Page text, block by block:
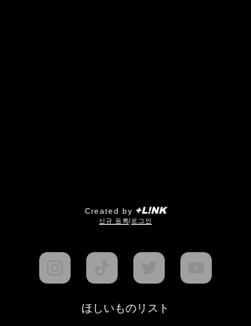
Created by +L!NK
​신규 등록/로그인
ほしいものリスト